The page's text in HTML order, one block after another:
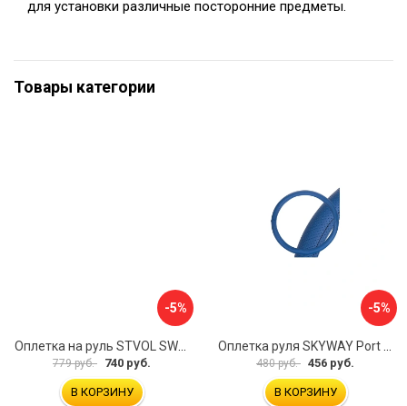
для установки различные посторонние предметы.
Товары категории
-5%
779 руб. 740 руб.
В КОРЗИНУ
-5%
480 руб. 456 руб.
В КОРЗИНУ